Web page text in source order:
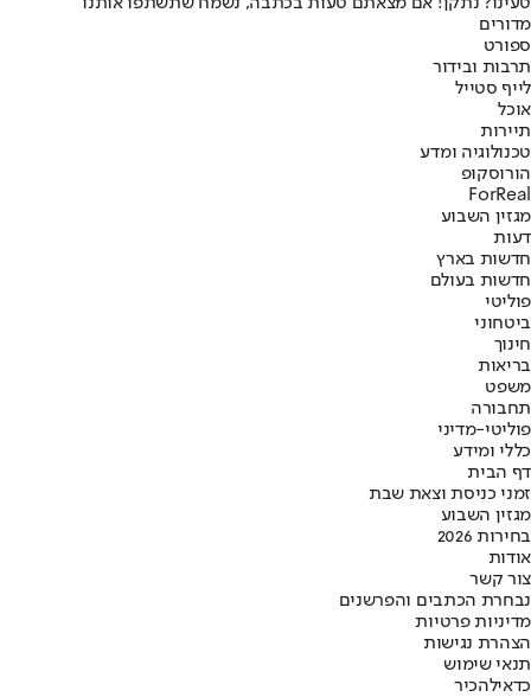
מדורים
ספורט
תרבות ובידור
לייף סטייל
אוכל
תיירות
טכנולוגיה ומדע
הורוסקופ
ForReal
מגזין השבוע
דעות
חדשות בארץ
חדשות בעולם
פוליטי
ביטחוני
חינוך
בריאות
משפט
תחבורה
פוליטי-מדיני
כללי ומידע
דף הבית
זמני כניסת וצאת שבת
מגזין השבוע
בחירות 2026
אודות
צור קשר
נבחרת הכתבים והפרשנים
מדיניות פרטיות
הצהרת נגישות
תנאי שימוש
כדאילהכיר